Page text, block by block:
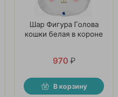
Шар Фигура Голова
кошки белая в короне
970 ₽
В корзину